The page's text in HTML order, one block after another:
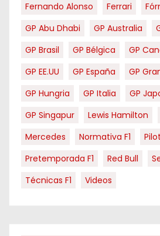
Fernando Alonso
Ferrari
GP Abu Dhabi
GP Australia
GP Brasil
GP Bélgica GP
GP EE.UU
GP España
GP
GP Hungria
GP Italia GP
GP Singapur
Lewis Hamilton
Mercedes
Normativa F1
Pretemporada F1
Red Bull
Técnicas F1
Videos